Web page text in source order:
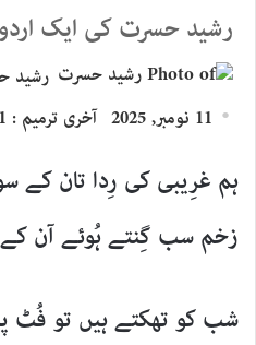
رشید حسرت کی ایک
رشید
11 نومبر, 2025 آخری ترمیم : 11 نومبر, 2025
ہم غرِیبی کی رِدا تان کے
زخم سب گِنتے ہُوئے آن
شب کو تھکتے ہیں تو فُٹ